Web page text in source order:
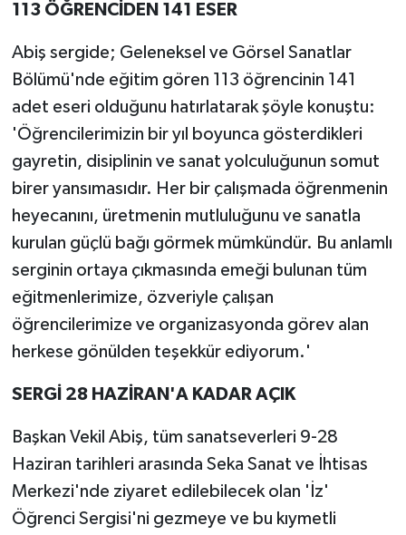
113 ÖĞRENCİDEN 141 ESER
Abiş sergide; Geleneksel ve Görsel Sanatlar
Bölümü'nde eğitim gören 113 öğrencinin 141
adet eseri olduğunu hatırlatarak şöyle konuştu:
'Öğrencilerimizin bir yıl boyunca gösterdikleri
gayretin, disiplinin ve sanat yolculuğunun somut
birer yansımasıdır. Her bir çalışmada öğrenmenin
heyecanını, üretmenin mutluluğunu ve sanatla
kurulan güçlü bağı görmek mümkündür. Bu anlamlı
serginin ortaya çıkmasında emeği bulunan tüm
eğitmenlerimize, özveriyle çalışan
öğrencilerimize ve organizasyonda görev alan
herkese gönülden teşekkür ediyorum.'
SERGİ 28 HAZİRAN'A KADAR AÇIK
Başkan Vekil Abiş, tüm sanatseverleri 9-28
Haziran tarihleri arasında Seka Sanat ve İhtisas
Merkezi'nde ziyaret edilebilecek olan 'İz'
Öğrenci Sergisi'ni gezmeye ve bu kıymetli